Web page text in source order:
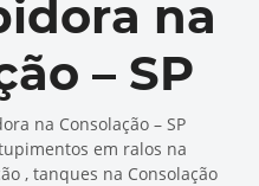
na
– SP
na Consolação – SP
em ralos na
, tanques na Consolação